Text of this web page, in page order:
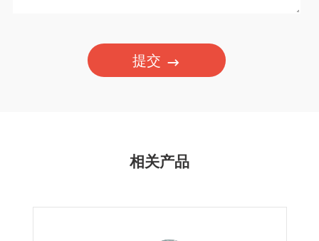
提交
相关产品